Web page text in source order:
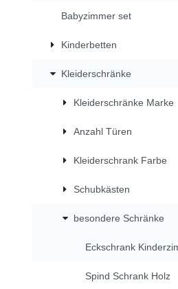
Babyzimmer set
Kinderbetten
Kleiderschränke
Kleiderschränke Marke
Anzahl Türen
Kleiderschrank Farbe
Schubkästen
besondere Schränke
Eckschrank
Spind Schrank Holz